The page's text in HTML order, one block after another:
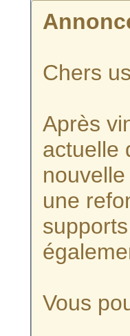
Chers
Après
actuelle
une
Vous